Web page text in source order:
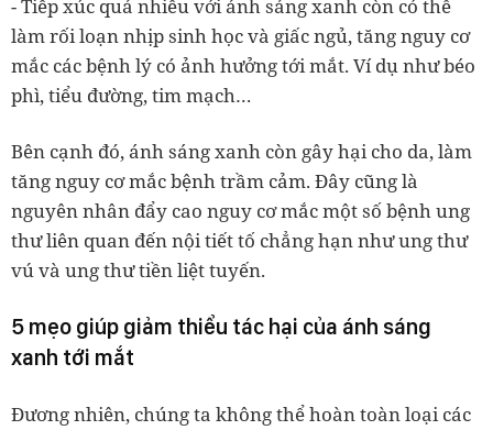
- Tiếp xúc quá nhiều với ánh sáng xanh còn có thể
làm rối loạn nhịp sinh học và giấc ngủ, tăng nguy cơ
mắc các bệnh lý có ảnh hưởng tới mắt. Ví dụ như béo
phì, tiểu đường, tim mạch…
Bên cạnh đó, ánh sáng xanh còn gây hại cho da, làm
tăng nguy cơ mắc bệnh trầm cảm. Đây cũng là
nguyên nhân đẩy cao nguy cơ mắc một số bệnh ung
thư liên quan đến nội tiết tố chẳng hạn như ung thư
vú và ung thư tiền liệt tuyến.
5 mẹo giúp giảm thiểu tác hại của ánh sáng
xanh tới mắt
Đương nhiên, chúng ta không thể hoàn toàn loại các